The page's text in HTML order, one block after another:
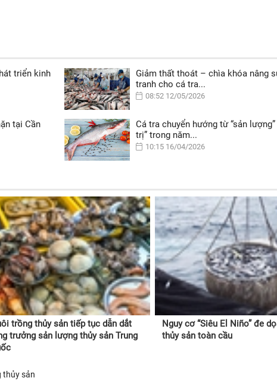
triển kinh
Giảm thất thoát – chìa khóa nâng
tranh cho cá tra...
08:52 12/05/2026
tại Cần
Cá tra chuyển hướng từ “sản lượng”
trị” trong năm...
10:15 16/04/2026
trồng thủy sản tiếp tục dẫn dắt
trưởng sản lượng thủy sản Trung
Nguy cơ “Siêu El Niño” đe
thủy sản toàn cầu
thủy sản